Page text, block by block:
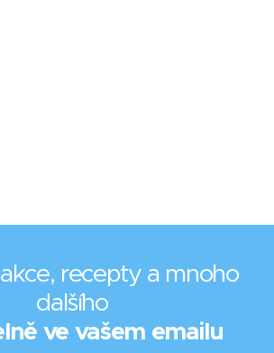
recepty a mnoho
dalšího
ve vašem emailu